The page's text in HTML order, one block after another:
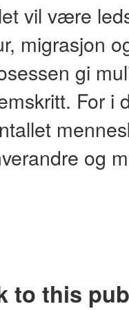
vil være
migrasjon
gi
For i
og
to this